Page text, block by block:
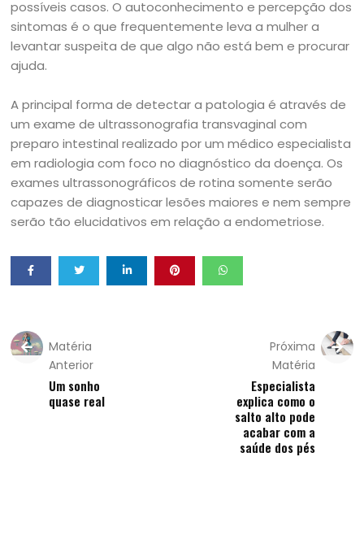
possíveis casos. O autoconhecimento e percepção dos
sintomas é o que frequentemente leva a mulher a
levantar suspeita de que algo não está bem e procurar
ajuda.
A principal forma de detectar a patologia é através de
um exame de ultrassonografia transvaginal com
preparo intestinal realizado por um médico especialista
em radiologia com foco no diagnóstico da doença. Os
exames ultrassonográficos de rotina somente serão
capazes de diagnosticar lesões maiores e nem sempre
serão tão elucidativos em relação a endometriose.
Matéria
Anterior
Um sonho
quase real
Próxima
Matéria
Especialista
explica como o
salto alto pode
acabar com a
saúde dos pés